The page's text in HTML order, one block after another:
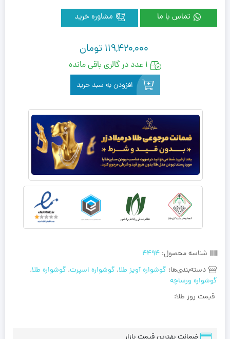
شناسه محصول: 4494
دسته‌بندی‌ها: گوشواره آویز طلا, گوشواره اسپرت, گوشواره طلا,
گوشواره ورساچه
قیمت روز طلا:
تماس با ما
119,420,000 تومان
1 عدد در گالری باقی مانده
افزودن به سبد خرید